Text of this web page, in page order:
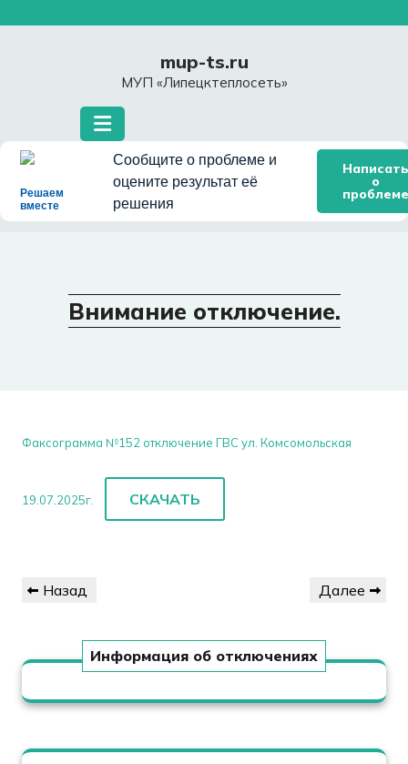
mup-ts.ru
МУП «Липецктеплосеть»
Решаем
вместе
Сообщите о проблеме и
оцените результат её
решения
Написать
о
проблеме
Внимание отключение.
Факсограмма №152 отключение ГВС ул. Комсомольская
19.07.2025г. СКАЧАТЬ
по
Предыдущая
Назад
Следующая
Далее
Информация об отключениях